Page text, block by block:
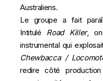
Australiens.
Le groupe a fait
Intitulé Road Killer,
instrumental qui
Chewbacca /
redire côté